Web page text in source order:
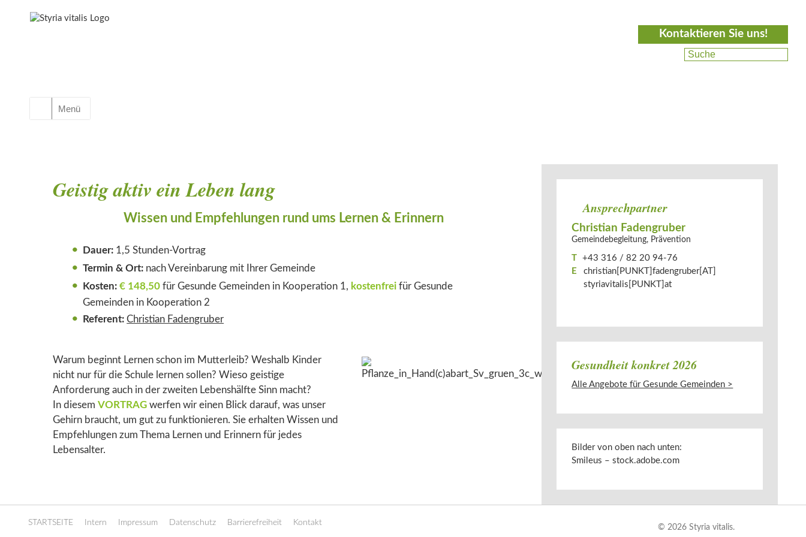
Kontaktieren Sie uns!
Menü
Geistig aktiv ein Leben lang
Wissen und Empfehlungen rund ums Lernen & Erinnern
Dauer: 1,5 Stunden-Vortrag
Termin & Ort: nach Vereinbarung mit Ihrer Gemeinde
Kosten: € 148,50für Gesunde Gemeinden in Kooperation 1, kostenfrei für Gesunde
Gemeinden in Kooperation 2
Referent: Christian Fadengruber
Warum beginnt Lernen schon im Mutterleib? Weshalb Kinder
nicht nur für die Schule lernen sollen? Wieso geistige
Anforderung auch in der zweiten Lebenshälfte Sinn macht?
In diesemVORTRAG werfen wir einen Blick darauf, was unser
Gehirn braucht, um gut zu funktionieren. Sie erhalten Wissen und
Empfehlungen zum Thema Lernen und Erinnern für jedes
Lebensalter.
Ansprechpartner
Christian Fadengruber
Gemeindebegleitung, Prävention
T
+43 316 / 82 20 94-76
E
christian[PUNKT]fadengruber[AT]​
styriavitalis[PUNKT]at
Gesundheit konkret 2026
Alle Angebote für Gesunde Gemeinden >
Bilder von oben nach unten:
Smileus – stock.adobe.com
STARTSEITE Intern Impressum Datenschutz Barrierefreiheit Kontakt
© 2026 Styria vitalis.